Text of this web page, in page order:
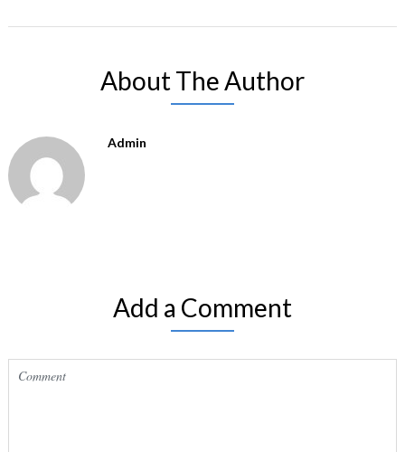
About The Author
Admin
Add a Comment